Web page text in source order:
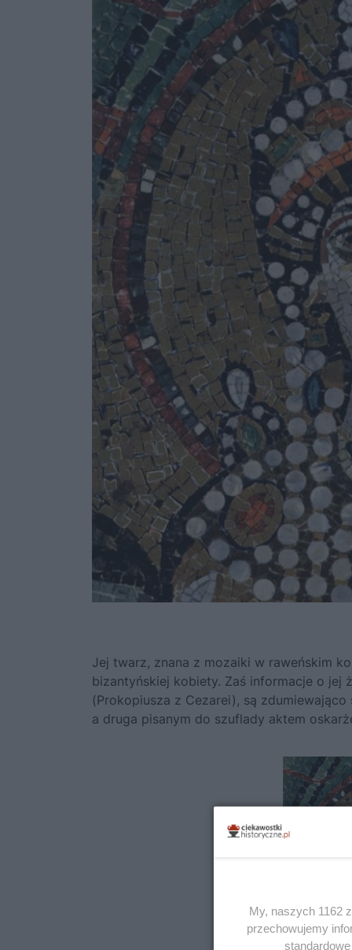
Jej twarz, znana z mozaiki w raweńskim
bizantyńskiej kobiety. Zaś informacje o jej
(Prokopiusza z Cezarei), są
a druga pisanym do szuflady aktem
My, naszych 1162
przechowujemy